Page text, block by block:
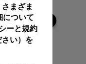
まざま
について
ーと規約
い）を